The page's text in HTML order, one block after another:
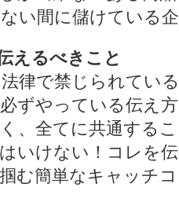
い間に儲けている
えるべきこと
律で禁じられてい
ずやっている伝え
、全てに共通する
いけない！コレを
む簡単なキャッチ